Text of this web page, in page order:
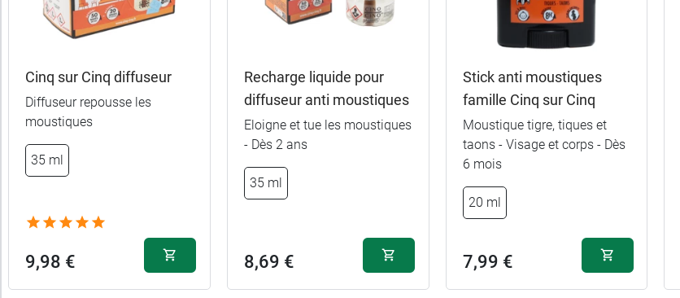
75 ml - Non
parfumé
parfumé
2 x 75 ml - Non
Cinq sur Cinq diffuseur
Diffuseur repousse les
moustiques
35 ml
9,98 €
Recharge liquide pour
diffuseur anti moustiques
Eloigne et tue les moustiques
- Dès 2 ans
35 ml
8,69 €
Stick anti moustiques
famille Cinq sur Cinq
Moustique tigre, tiques et
taons - Visage et corps - Dès
6 mois
20 ml
7,99 €